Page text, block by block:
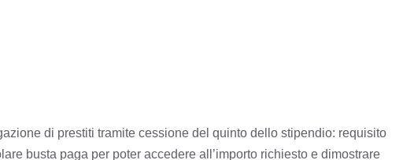
di prestiti tramite cessione del quinto dello stipendio: requisito
busta paga per poter accedere all’importo richiesto e dimostrare